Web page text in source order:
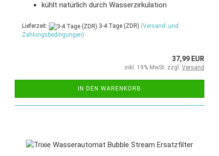
kühlt natürlich durch Wasserzirkulation
Lieferzeit: 3-4 Tage (ZDR) (Versand- und
Zahlungsbedingungen)
37,99 EUR
inkl. 19% MwSt. zzgl. Versand
IN DEN WARENKORB